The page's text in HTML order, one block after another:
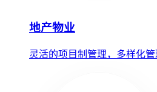
地产物业
灵活的项目制管理，多样化